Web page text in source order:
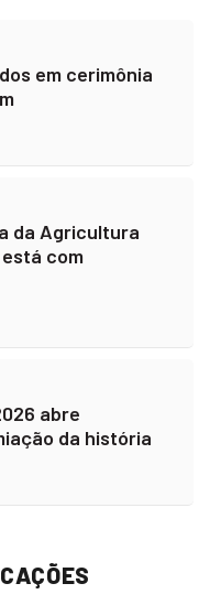
em cerimônia
da Agricultura
com
abre
da história